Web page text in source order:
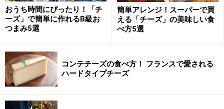
ブリー・ド・モーの味わい
10週間熟成させたブリー・ド・モー
味わいを一言で言うならば、奥行きのある味わい。
おうち時間にぴったり！「チ
ーズ」で簡単に作れるB級お
つまみ5選
簡単アレンジ！スーパーで買
える「チーズ」の美味しい食
べ方5選
コンテチーズの食べ方！ フランスで愛される
ハードタイプチーズ